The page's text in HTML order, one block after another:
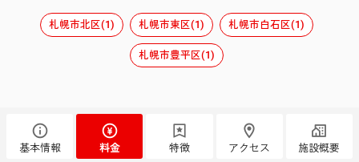
札幌市北区(1) 札幌市東区(1) 札幌市白石区(1)
札幌市豊平区(1)
基本情報 料金 特徴 アクセス 施設概要